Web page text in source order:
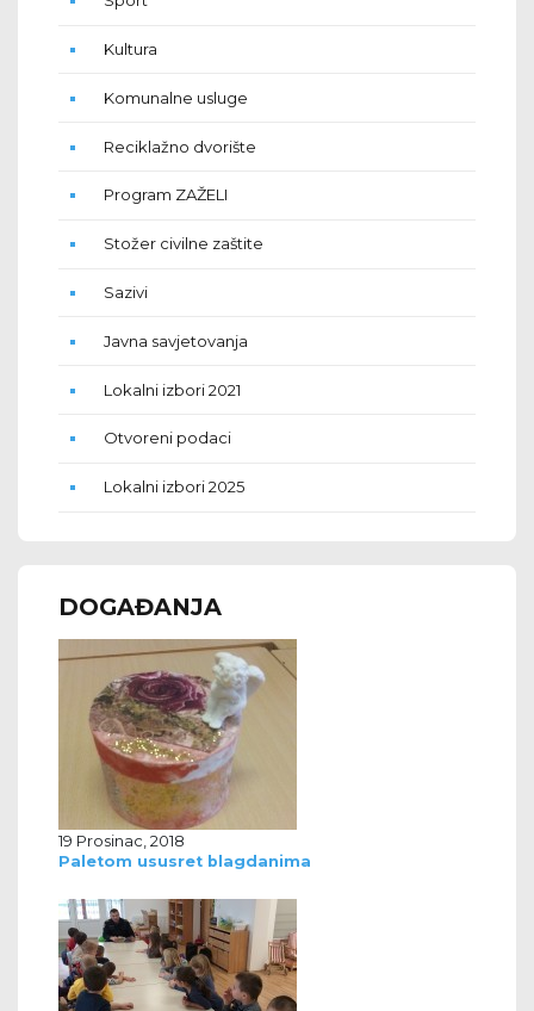
Kultura
Komunalne usluge
Reciklažno dvorište
Program ZAŽELI
Stožer civilne zaštite
Sazivi
Javna savjetovanja
Lokalni izbori 2021
Otvoreni podaci
Lokalni izbori 2025
DOGAĐANJA
19 Prosinac, 2018
Paletom ususret blagdanima